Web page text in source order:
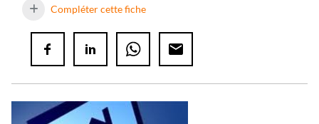
Compléter cette fiche